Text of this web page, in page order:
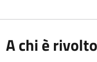
A chi è rivolto